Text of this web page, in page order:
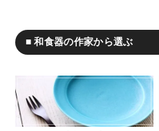
■ 和食器の作家から選ぶ